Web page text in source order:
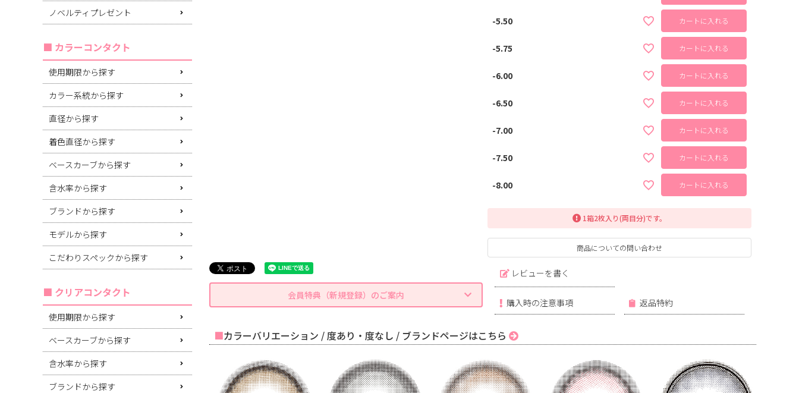
ノベルティプレゼント
カラーコンタクト
使用期限から探す
カラー系統から探す
直径から探す
着色直径から探す
ベースカーブから探す
含水率から探す
ブランドから探す
モデルから探す
こだわりスペックから探す
クリアコンタクト
使用期限から探す
ベースカーブから探す
含水率から探す
ブランドから探す
-5.50 カートに入れる
-5.75 カートに入れる
-6.00 カートに入れる
-6.50 カートに入れる
-7.00 カートに入れる
-7.50 カートに入れる
-8.00 カートに入れる
1箱2枚入り(両目分)です。
商品についての問い合わせ
レビューを書く
会員特典（新規登録）のご案内
購入時の注意事項 返品特約
カラーバリエーション / 度あり・度なし / ブランドページはこちら